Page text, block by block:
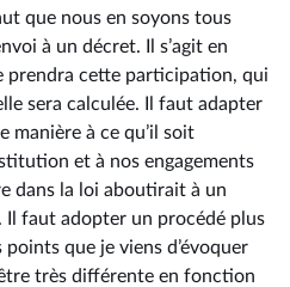
que nous en soyons tous
à un décret. Il s’agit en
prendra cette participation, qui
sera calculée. Il faut adapter
manière à ce qu’il soit
et à nos engagements
dans la loi aboutirait à un
Il faut adopter un procédé plus
que je viens d’évoquer
très différente en fonction